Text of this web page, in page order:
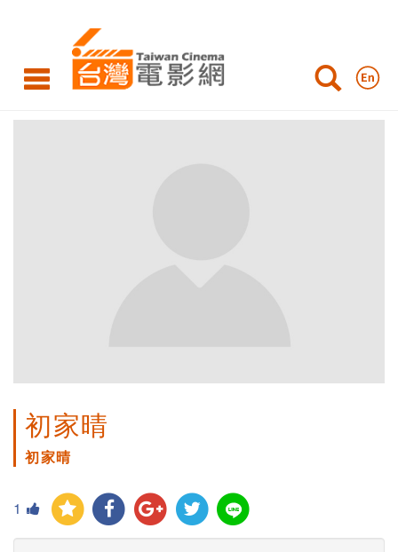
初家晴
初家晴
1